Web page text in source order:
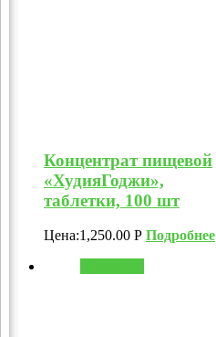
Концентрат пищевой
«ХудияГоджи»,
таблетки, 100 шт
Цена:1,250.00 Р Подробнее